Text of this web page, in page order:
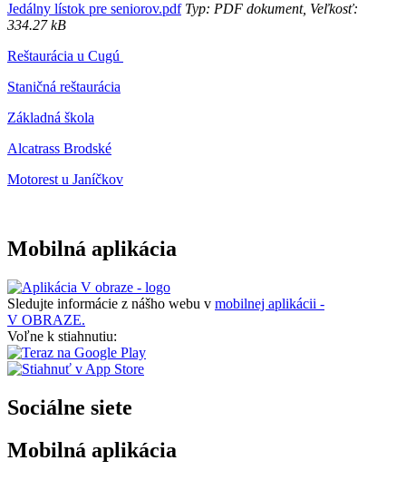
Jedálny lístok pre seniorov.pdfTyp: PDF dokument, Veľkosť:
334.27 kB
Reštaurácia u Cugú
Staničná reštaurácia
Základná škola
Alcatrass Brodské
Motorest u Janíčkov
Mobilná aplikácia
Sledujte informácie z nášho webu v mobilnej aplikácii -
V OBRAZE.
Voľne k stiahnutiu:
Sociálne siete
Mobilná aplikácia